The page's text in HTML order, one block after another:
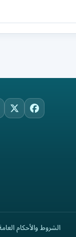
X
الشروط والأحكام